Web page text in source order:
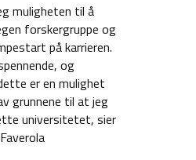
muligheten til å
forskergruppe og
på karrieren.
og
er en mulighet
grunnene til at jeg
universitetet, sier